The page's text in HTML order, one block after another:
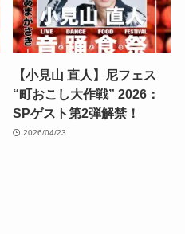
【小見山 直人】尼フェス
“町おこし大作戦” 2026：
SPゲスト第2弾解禁！
2026/04/23